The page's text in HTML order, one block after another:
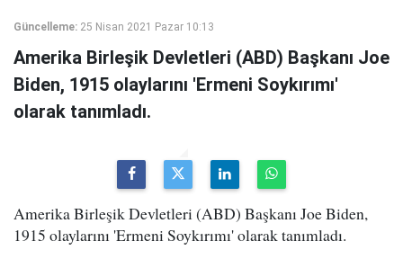
Güncelleme: 25 Nisan 2021 Pazar 10:13
Amerika Birleşik Devletleri (ABD) Başkanı Joe
Biden, 1915 olaylarını 'Ermeni Soykırımı'
olarak tanımladı.
Amerika Birleşik Devletleri (ABD) Başkanı Joe Biden,
1915 olaylarını 'Ermeni Soykırımı' olarak tanımladı.